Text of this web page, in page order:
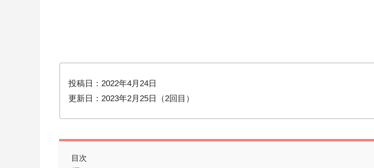
投稿日：2022年4月24日
更新日：2023年2月25日（2回目）
目次